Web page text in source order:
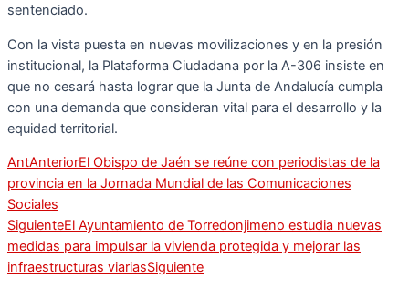
sentenciado.
Con la vista puesta en nuevas movilizaciones y en la presión
institucional, la Plataforma Ciudadana por la A-306 insiste en
que no cesará hasta lograr que la Junta de Andalucía cumpla
con una demanda que consideran vital para el desarrollo y la
equidad territorial.
AntAnteriorEl Obispo de Jaén se reúne con periodistas de la
provincia en la Jornada Mundial de las Comunicaciones
Sociales
SiguienteEl Ayuntamiento de Torredonjimeno estudia nuevas
medidas para impulsar la vivienda protegida y mejorar las
infraestructuras viariasSiguiente